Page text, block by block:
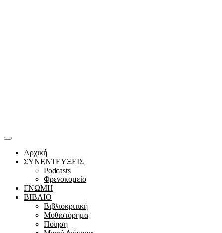
Αρχική
ΣΥΝΕΝΤΕΥΞΕΙΣ
Podcasts
Φρενοκομείο
ΓΝΩΜΗ
ΒΙΒΛΙΟ
Βιβλιοκριτική
Μυθιστόρημα
Ποίηση